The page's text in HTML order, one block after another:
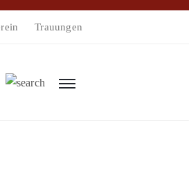
Trauungen